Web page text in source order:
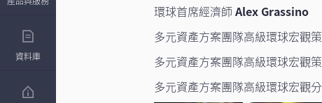
資料庫
環球首席經濟師Alex Grassino
多元資產方案團隊高級環球宏觀
多元資產方案團隊高級環球宏觀
多元資產方案團隊高級環球宏觀